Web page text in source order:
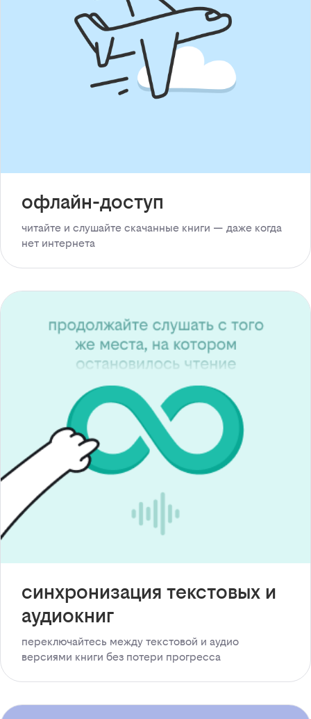
офлайн-доступ
читайте и слушайте скачанные книги — даже когда
нет интернета
синхронизация текстовых и
аудиокниг
переключайтесь между текстовой и аудио
версиями книги без потери прогресса